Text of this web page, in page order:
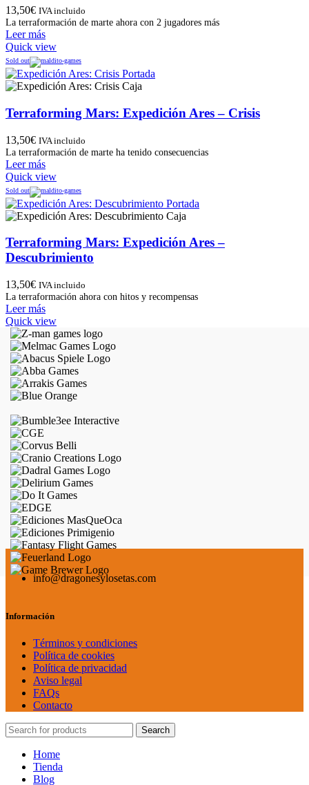
13,50€ IVA incluido
La terraformación de marte ahora con 2 jugadores más
Leer más
Quick view
Sold out
Terraforming Mars: Expedición Ares – Crisis
13,50€ IVA incluido
La terraformación de marte ha tenido consecuencias
Leer más
Quick view
Sold out
Terraforming Mars: Expedición Ares –
Descubrimiento
13,50€ IVA incluido
La terraformación ahora con hitos y recompensas
Leer más
Quick view
info@dragonesylosetas.com
Información
Términos y condiciones
Política de cookies
Política de privacidad
Aviso legal
FAQs
Contacto
Search
Home
Tienda
Blog